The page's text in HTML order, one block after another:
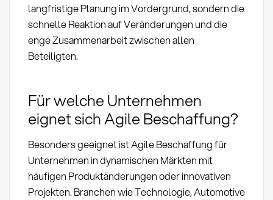
langfristige Planung im Vordergrund, sondern die
schnelle Reaktion auf Veränderungen und die
enge Zusammenarbeit zwischen allen
Beteiligten.
Für welche Unternehmen
eignet sich Agile Beschaffung?
Besonders geeignet ist Agile Beschaffung für
Unternehmen in dynamischen Märkten mit
häufigen Produktänderungen oder innovativen
Projekten. Branchen wie Technologie, Automotive